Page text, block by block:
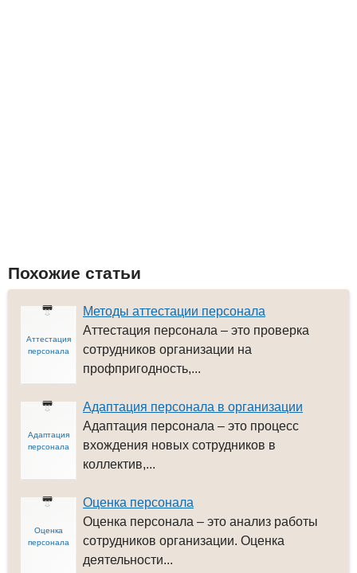
Похожие статьи
Аттестация
персонала
Методы аттестации персонала
Аттестация персонала – это проверка
сотрудников организации на
профпригодность,...
Адаптация
персонала
Адаптация персонала в организации
Адаптация персонала – это процесс
вхождения новых сотрудников в
коллектив,...
Оценка
персонала
Оценка персонала
Оценка персонала – это анализ работы
сотрудников организации. Оценка
деятельности...